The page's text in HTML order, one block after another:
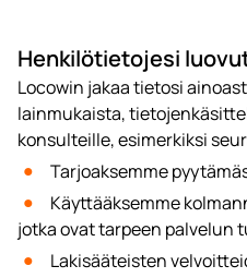
Henkilötietojesi
Locowin jakaa tietosi
lainmukaista,
konsulteille, esimerkiksi
Tarjoaksemme
Käyttääksemme
jotka ovat tarpeen palvelun
Lakisääteisten